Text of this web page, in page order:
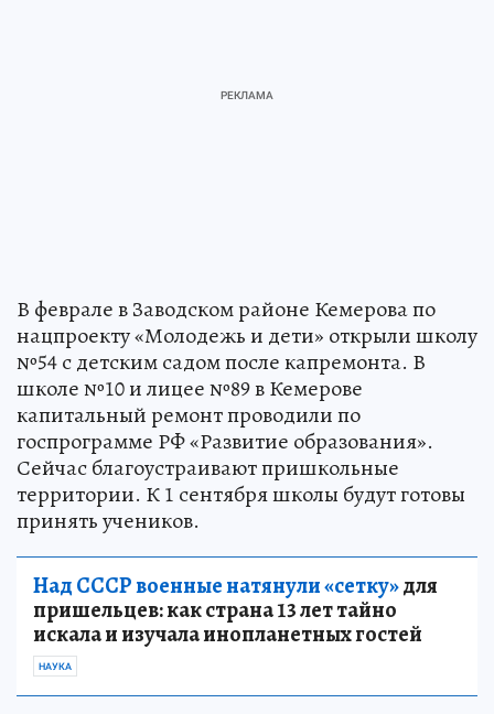
В феврале в Заводском районе Кемерова по
нацпроекту «Молодежь и дети» открыли школу
№54 с детским садом после капремонта. В
школе №10 и лицее №89 в Кемерове
капитальный ремонт проводили по
госпрограмме РФ «Развитие образования».
Сейчас благоустраивают пришкольные
территории. К 1 сентября школы будут готовы
принять учеников.
Над СССР военные натянули «сетку»для
пришельцев: как страна 13 лет тайно
искала и изучала инопланетных гостей
НАУКА